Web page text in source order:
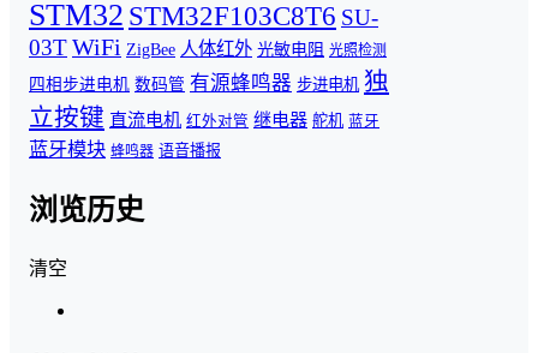
STM32 STM32F103C8T6 SU-
03TWiFi ZigBee 人体红外 光敏电阻 光照检测
四相步进电机 数码管 有源蜂鸣器 步进电机 独
立按键 直流电机 红外对管 继电器 舵机 蓝牙
蓝牙模块 蜂鸣器 语音播报
浏览历史
清空